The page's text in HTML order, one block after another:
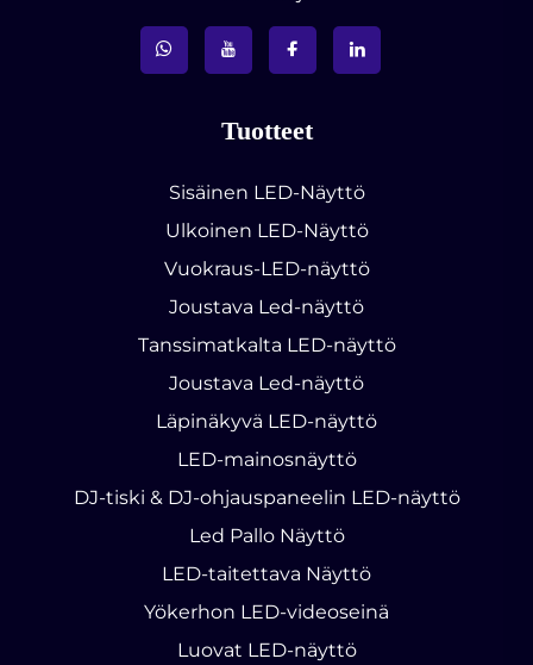
Tuotteet
Sisäinen LED-Näyttö
Ulkoinen LED-Näyttö
Vuokraus-LED-näyttö
Joustava Led-näyttö
Tanssimatkalta LED-näyttö
Joustava Led-näyttö
Läpinäkyvä LED-näyttö
LED-mainosnäyttö
DJ-tiski & DJ-ohjauspaneelin LED-näyttö
Led Pallo Näyttö
LED-taitettava Näyttö
Yökerhon LED-videoseinä
Luovat LED-näyttö